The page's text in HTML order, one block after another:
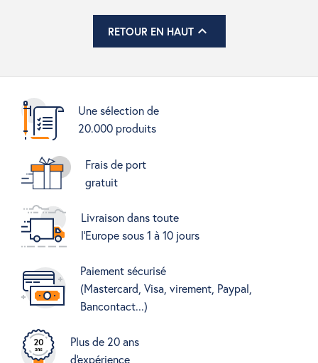
RETOUR EN HAUT
Une sélection de
20.000 produits
Frais de port
gratuit
Livraison dans toute
l'Europe sous 1 à 10 jours
Paiement sécurisé
(Mastercard, Visa, virement, Paypal,
Bancontact...)
Plus de 20 ans
d'expérience